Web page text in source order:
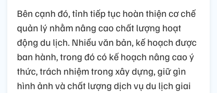
Bên cạnh đó, tỉnh tiếp tục hoàn thiện cơ chế
quản lý nhằm nâng cao chất lượng hoạt
động du lịch. Nhiều văn bản, kế hoạch được
ban hành, trong đó có kế hoạch nâng cao ý
thức, trách nhiệm trong xây dựng, giữ gìn
hình ảnh và chất lượng dịch vụ du lịch giai